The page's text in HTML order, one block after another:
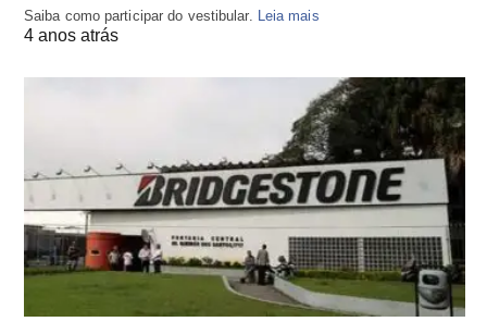
Saiba como participar do vestibular. Leia mais
4 anos atrás